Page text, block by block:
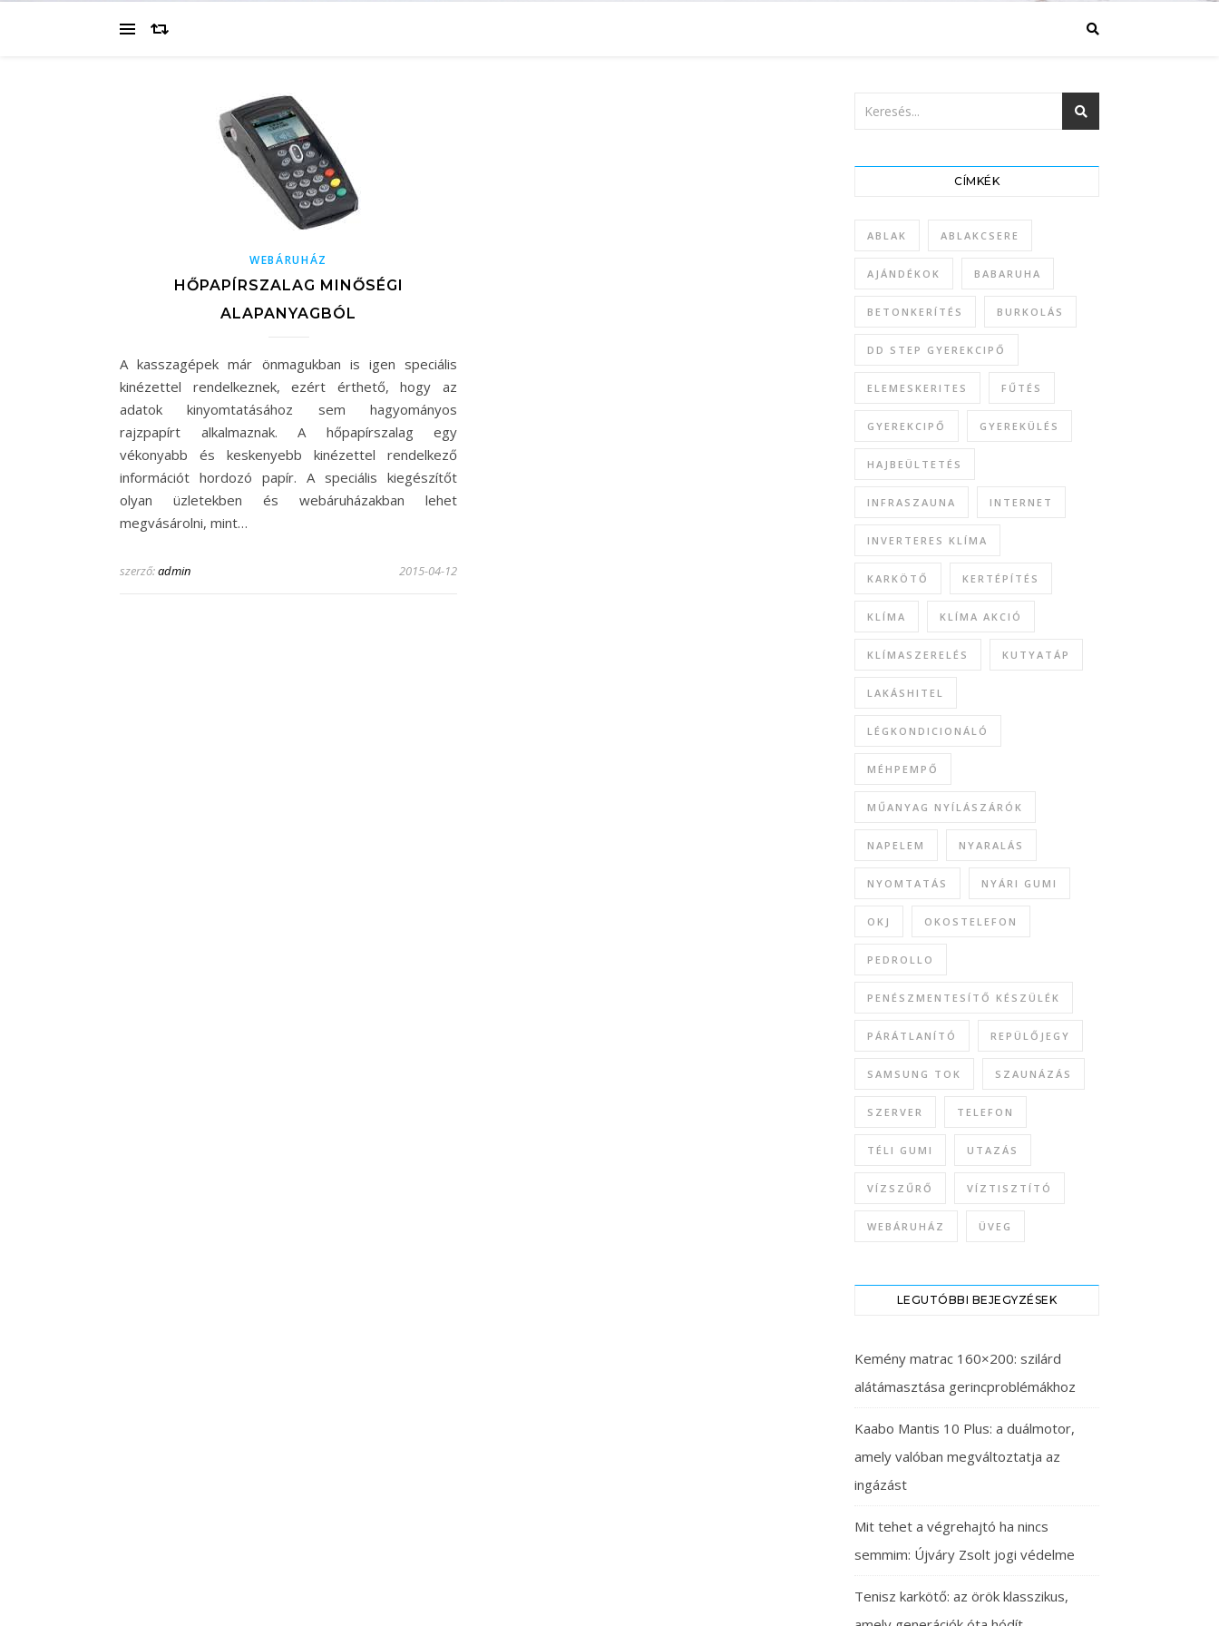
WEBÁRUHÁZ
HŐPAPÍRSZALAG MINŐSÉGI
ALAPANYAGBÓL
A kasszagépek már önmagukban is igen speciális
kinézettel rendelkeznek, ezért érthető, hogy az
adatok kinyomtatásához sem hagyományos
rajzpapírt alkalmaznak. A hőpapírszalag egy
vékonyabb és keskenyebb kinézettel rendelkező
információt hordozó papír. A speciális kiegészítőt
olyan üzletekben és webáruházakban lehet
megvásárolni, mint…
szerző:admin 2015-04-12
CÍMKÉK
ABLAK ABLAKCSERE
AJÁNDÉKOK BABARUHA
BETONKERÍTÉS BURKOLÁS
DD STEP GYEREKCIPŐ
ELEMESKERITES FŰTÉS
GYEREKCIPŐ GYEREKÜLÉS
HAJBEÜLTETÉS
INFRASZAUNA INTERNET
INVERTERES KLÍMA
KARKÖTŐ KERTÉPÍTÉS
KLÍMA KLÍMA AKCIÓ
KLÍMASZERELÉS KUTYATÁP
LAKÁSHITEL
LÉGKONDICIONÁLÓ
MÉHPEMPŐ
MŰANYAG NYÍLÁSZÁRÓK
NAPELEM NYARALÁS
NYOMTATÁS NYÁRI GUMI
OKJ OKOSTELEFON
PEDROLLO
PENÉSZMENTESÍTŐ KÉSZÜLÉK
PÁRÁTLANÍTÓ REPÜLŐJEGY
SAMSUNG TOK SZAUNÁZÁS
SZERVER TELEFON
TÉLI GUMI UTAZÁS
VÍZSZŰRŐ VÍZTISZTÍTÓ
WEBÁRUHÁZ ÜVEG
LEGUTÓBBI BEJEGYZÉSEK
Kemény matrac 160×200: szilárd
alátámasztása gerincproblémákhoz
Kaabo Mantis 10 Plus: a duálmotor,
amely valóban megváltoztatja az
ingázást
Mit tehet a végrehajtó ha nincs
semmim: Újváry Zsolt jogi védelme
Tenisz karkötő: az örök klasszikus,